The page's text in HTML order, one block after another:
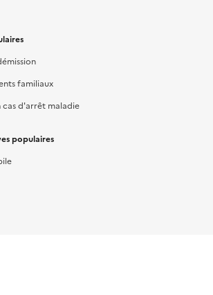
familiaux
cas d'arrêt maladie
populaires